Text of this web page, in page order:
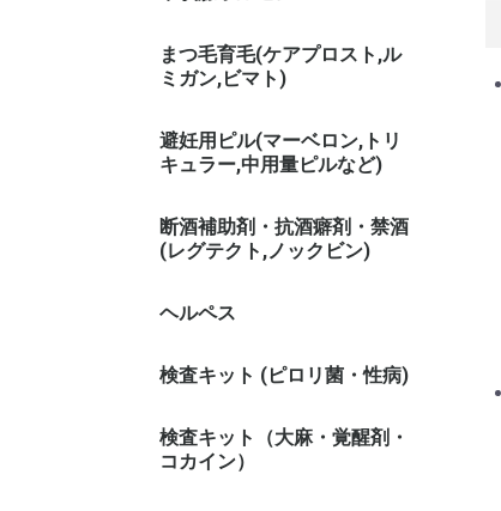
まつ毛育毛(ケアプロスト,ル
ミガン,ビマト)
避妊用ピル(マーベロン,トリ
キュラー,中用量ピルなど)
断酒補助剤・抗酒癖剤・禁酒
(レグテクト,ノックビン)
ヘルペス
検査キット (ピロリ菌・性病)
検査キット（大麻・覚醒剤・
コカイン）